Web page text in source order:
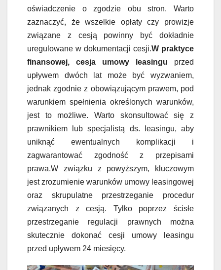
oświadczenie o zgodzie obu stron. Warto
zaznaczyć, że wszelkie opłaty czy prowizje
związane z cesją powinny być dokładnie
uregulowane w dokumentacji cesji.W praktyce
finansowej, cesja umowy leasingu przed
upływem dwóch lat może być wyzwaniem,
jednak zgodnie z obowiązującym prawem, pod
warunkiem spełnienia określonych warunków,
jest to możliwe. Warto skonsultować się z
prawnikiem lub specjalistą ds. leasingu, aby
uniknąć ewentualnych komplikacji i
zagwarantować zgodność z przepisami
prawa.W związku z powyższym, kluczowym
jest zrozumienie warunków umowy leasingowej
oraz skrupulatne przestrzeganie procedur
związanych z cesją. Tylko poprzez ścisłe
przestrzeganie regulacji prawnych można
skutecznie dokonać cesji umowy leasingu
przed upływem 24 miesięcy.